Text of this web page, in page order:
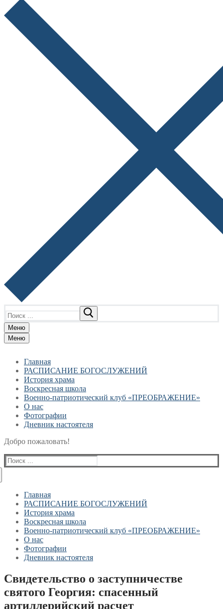
Меню
Меню
Главная
РАСПИСАНИЕ БОГОСЛУЖЕНИЙ
История храма
Воскресная школа
Военно-патриотический клуб «ПРЕОБРАЖЕНИЕ»
О нас
Фотографии
Дневник настоятеля
Добро пожаловать!
Найти:
Главная
РАСПИСАНИЕ БОГОСЛУЖЕНИЙ
История храма
Воскресная школа
Военно-патриотический клуб «ПРЕОБРАЖЕНИЕ»
О нас
Фотографии
Дневник настоятеля
Свидетельство о заступничестве
святого Георгия: спасенный
артиллерийский расчет